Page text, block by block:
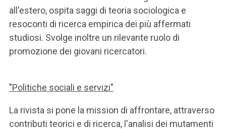
all'estero, ospita saggi di teoria sociologica e
resoconti di ricerca empirica dei più affermati
studiosi. Svolge inoltre un rilevante ruolo di
promozione dei giovani ricercatori.
"Politiche sociali e servizi"
La rivista si pone la mission di affrontare, attraverso
contributi teorici e di ricerca, l'analisi dei mutamenti